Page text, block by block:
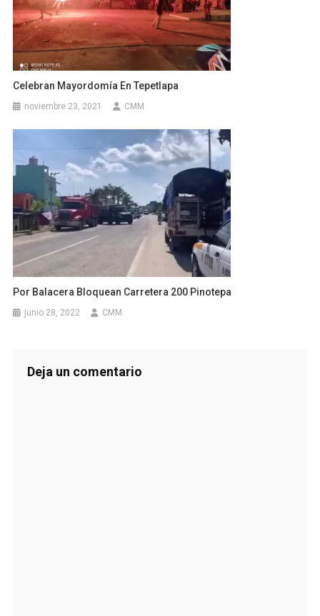
Celebran Mayordomía En Tepetlapa
noviembre 23, 2021 CMM
Por Balacera Bloquean Carretera 200 Pinotepa
junio 28, 2022 CMM
Deja un comentario